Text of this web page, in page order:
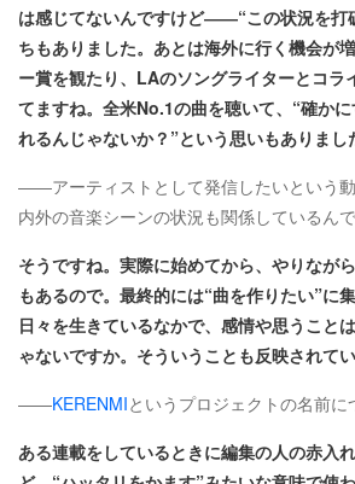
は感じてないんですけど――“この状況を打
ちもありました。あとは海外に行く機会が
ー賞を観たり、LAのソングライターとコラ
てますね。全米No.1の曲を聴いて、“確か
れるんじゃないか？”という思いもありまし
――アーティストとして発信したいという
内外の音楽シーンの状況も関係しているんで
そうですね。実際に始めてから、やりなが
もあるので。最終的には“曲を作りたい”に
日々を生きているなかで、感情や思うこと
ゃないですか。そういうことも反映されてい
――KERENMIというプロジェクトの名前に
ある連載をしているときに編集の人の赤入